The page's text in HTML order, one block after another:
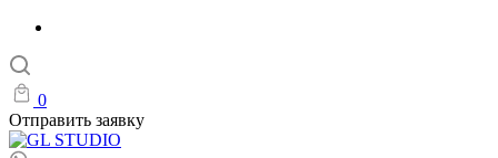
0
Отправить заявку